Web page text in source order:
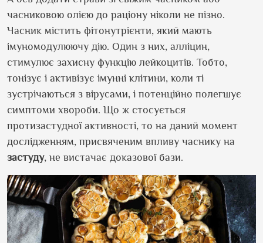
часниковою олією до раціону ніколи не пізно.
Часник містить фітонутрієнти, який мають
імуномодулюючу дію. Один з них, алліцин,
стимулює захисну функцію лейкоцитів. Тобто,
тонізує і активізує імунні клітини, коли ті
зустрічаються з вірусами, і потенційно полегшує
симптоми хвороби. Що ж стосується
протизастудної активності, то на даний момент
дослідженням, присвяченим впливу часнику на
застуду, не вистачає доказової бази.